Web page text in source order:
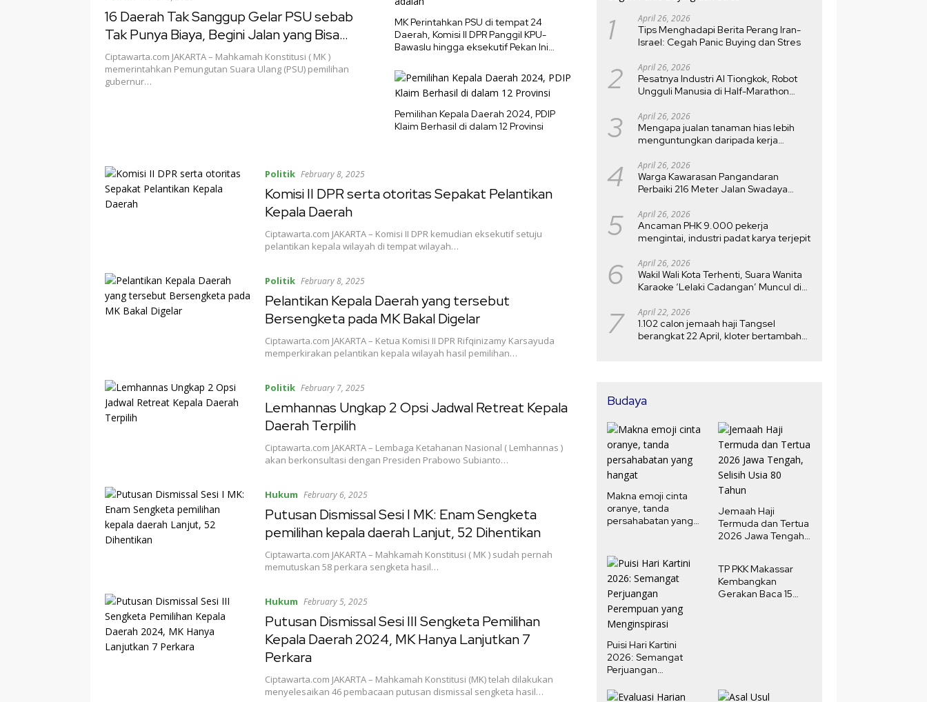
16 Daerah Tak Sanggup Gelar PSU sebab
Tak Punya Biaya, Begini Jalan yang Bisa
Ditempuh
Ciptawarta.com JAKARTA – Mahkamah Konstitusi ( MK )
memerintahkan Pemungutan Suara Ulang (PSU) pemilihan
gubernur…
MK Perintahkan PSU di tempat 24
Daerah, Komisi II DPR Panggil KPU-
Bawaslu hingga eksekutif Pekan Ini
Pemilihan Kepala Daerah 2024, PDIP
Klaim Berhasil di dalam 12 Provinsi
Politik February 8, 2025
Komisi II DPR serta otoritas Sepakat Pelantikan
Kepala Daerah
Ciptawarta.com JAKARTA – Komisi II DPR kemudian eksekutif setuju
pelantikan kepala wilayah di tempat wilayah…
Politik February 8, 2025
Pelantikan Kepala Daerah yang tersebut
Bersengketa pada MK Bakal Digelar
Ciptawarta.com JAKARTA – Ketua Komisi II DPR Rifqinizamy Karsayuda
memperkirakan pelantikan kepala wilayah hasil pemilihan…
Politik February 7, 2025
Lemhannas Ungkap 2 Opsi Jadwal Retreat Kepala
Daerah Terpilih
Ciptawarta.com JAKARTA – Lembaga Ketahanan Nasional ( Lemhannas )
akan berkonsultasi dengan Presiden Prabowo Subianto…
Hukum February 6, 2025
Putusan Dismissal Sesi I MK: Enam Sengketa
pemilihan kepala daerah Lanjut, 52 Dihentikan
Ciptawarta.com JAKARTA – Mahkamah Konstitusi ( MK ) sudah pernah
memutuskan 58 perkara sengketa hasil…
Hukum February 5, 2025
Putusan Dismissal Sesi III Sengketa Pemilihan
Kepala Daerah 2024, MK Hanya Lanjutkan 7
Perkara
Ciptawarta.com JAKARTA – Mahkamah Konstitusi (MK) telah dilakukan
menyelesaikan 46 pembacaan putusan dismissal sengketa hasil…
1 April 26, 2026
Tips Menghadapi Berita Perang Iran-
Israel: Cegah Panic Buying dan Stres
2 April 26, 2026
Pesatnya Industri AI Tiongkok, Robot
Ungguli Manusia di Half-Marathon
3 April 26, 2026
Mengapa jualan tanaman hias lebih
menguntungkan daripada kerja
4 April 26, 2026
Warga Kawarasan Pangandaran
Perbaiki 216 Meter Jalan Swadaya
5 April 26, 2026
Ancaman PHK 9.000 pekerja
mengintai, industri padat karya terjepit
6 April 26, 2026
Wakil Wali Kota Terhenti, Suara Wanita
Karaoke ‘Lelaki Cadangan’ Muncul di
7 April 22, 2026
1.102 calon jemaah haji Tangsel
berangkat 22 April, kloter bertambah
Budaya
Makna emoji cinta
oranye, tanda
persahabatan yang
Jemaah Haji
Termuda dan Tertua
2026 Jawa Tengah,
Puisi Hari Kartini
2026: Semangat
Perjuangan
Menginspirasi
TP PKK Makassar
Kembangkan
Gerakan Baca 15